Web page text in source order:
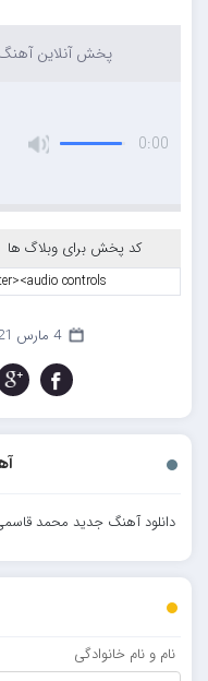
پخش آنلاین
0:00
کد پخش برای وبلاگ ها
4 مارس 2021
دانلود آهنگ جدید محمد
نام و نام خانوادگی